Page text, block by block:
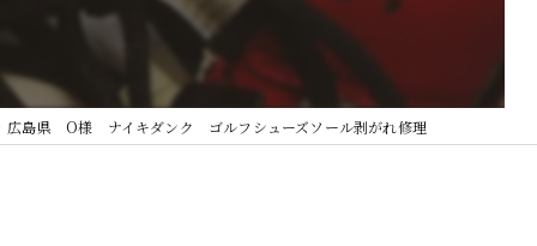
広島県 O様 ナイキダンク ゴルフシューズソール剥がれ修理